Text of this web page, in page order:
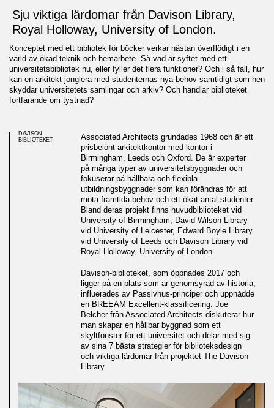
Associated Architects syn på
universitetsbibliotek
Sju viktiga lärdomar från Davison Library,
Royal Holloway, University of London.
Konceptet med ett bibliotek för böcker verkar nästan överflödigt i en
värld av ökad teknik och hemarbete. Så vad är syftet med ett
universitetsbibliotek nu, eller fyller det flera funktioner? Och i så fall, hur
kan en arkitekt jonglera med studenternas nya behov samtidigt som hen
skyddar universitetets samlingar och arkiv? Och handlar biblioteket
fortfarande om tystnad?
DAVISON
BIBLIOTEKET
Associated Architects grundades 1968 och är ett
prisbelönt arkitektkontor med kontor i
Birmingham, Leeds och Oxford. De är experter
på många typer av universitetsbyggnader och
fokuserar på hållbara och flexibla
utbildningsbyggnader som kan förändras för att
möta framtida behov och ett ökat antal studenter.
Bland deras projekt finns huvudbiblioteket vid
University of Birmingham, David Wilson Library
vid University of Leicester, Edward Boyle Library
vid University of Leeds och Davison Library vid
Royal Holloway, University of London.
Davison-biblioteket, som öppnades 2017 och
ligger på en plats som är genomsyrad av historia,
influerades av Passivhus-principer och uppnådde
en BREEAM Excellent-klassificering. Joe
Belcher från Associated Architects diskuterar hur
man skapar en hållbar byggnad som ett
skyltfönster för ett universitet och delar med sig
av sina 7 bästa strategier för biblioteksdesign
och viktiga lärdomar från projektet The Davison
Library.